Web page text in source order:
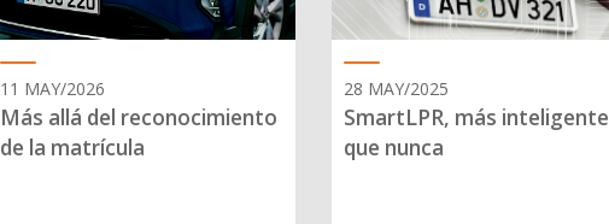
11 MAY/2026
Más allá del reconocimiento
de la matrícula
28 MAY/2025
SmartLPR, más inteligente
que nunca